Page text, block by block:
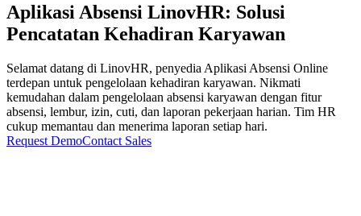
Aplikasi Absensi LinovHR: Solusi
Pencatatan Kehadiran Karyawan
Selamat datang di LinovHR, penyedia Aplikasi Absensi Online
terdepan untuk pengelolaan kehadiran karyawan. Nikmati
kemudahan dalam pengelolaan absensi karyawan dengan fitur
absensi, lembur, izin, cuti, dan laporan pekerjaan harian. Tim HR
cukup memantau dan menerima laporan setiap hari.
Request DemoContact Sales